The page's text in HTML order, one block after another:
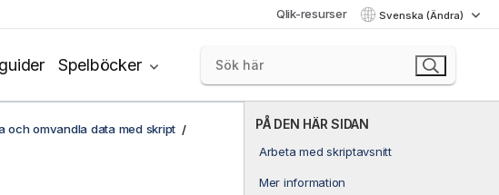
Qlik-resurser Svenska (Ändra)
Spelböcker
PÅ DEN HÄR SIDAN
Arbeta med skriptavsnitt
Mer information
och omvandla data med skript